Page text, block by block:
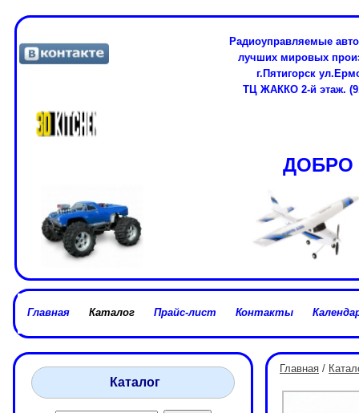
Радиоуправляемые
лучших мировых
г.Пятигорск
ТЦ ЖАККО 2-й этаж.
Главная Каталог Прайс-лист Контакты
Каталог
Главная /